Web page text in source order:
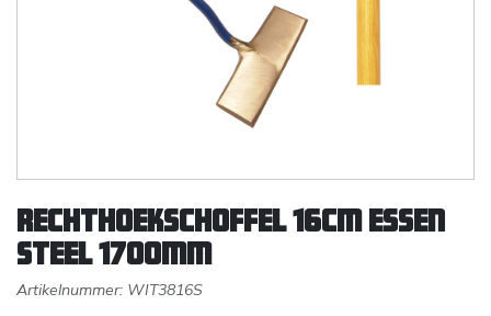
Rechthoekschoffel 16cm essen
steel 1700mm
Artikelnummer: WIT3816S